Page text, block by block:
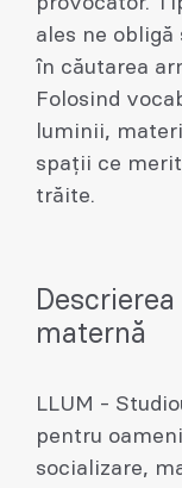
ales ne obligă
în căutarea
Folosind
luminii,
spații ce
trăite.
maternă
LLUM -
pentru
socializare,